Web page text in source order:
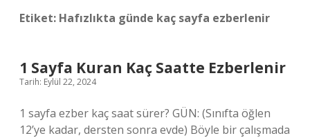
Etiket: Hafızlıkta günde kaç sayfa ezberlenir
1 Sayfa Kuran Kaç Saatte Ezberlenir
Tarih: Eylül 22, 2024
1 sayfa ezber kaç saat sürer? GÜN: (Sınıfta öğlen
12’ye kadar, dersten sonra evde) Böyle bir çalışmada